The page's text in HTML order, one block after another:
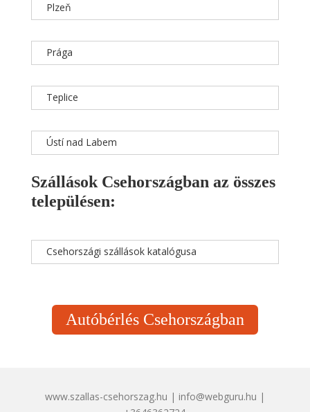
Plzeň
Prága
Teplice
Ústí nad Labem
Szállások Csehországban az összes
településen:
Csehországi szállások katalógusa
Autóbérlés Csehországban
www.szallas-csehorszag.hu | info@webguru.hu |